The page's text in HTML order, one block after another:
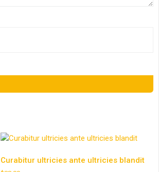
Curabitur ultricies ante ultricies blandit